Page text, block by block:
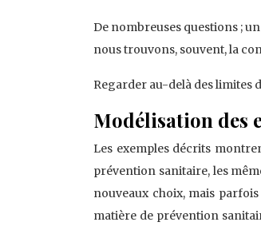
De nombreuses questions ;
nous trouvons, souvent, la
Regarder au-delà des limites
Modélisation des
Les exemples décrits
prévention sanitaire, les
nouveaux choix, mais
matière de prévention